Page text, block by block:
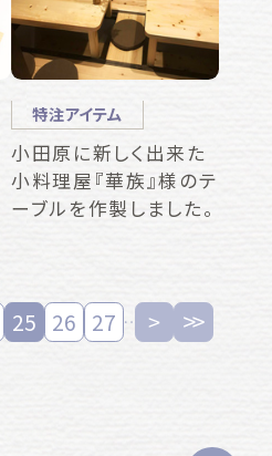
特注アイテム
小田原に新しく出来た
小料理屋『華族』様のテ
ーブルを作製しました。
25 26 27